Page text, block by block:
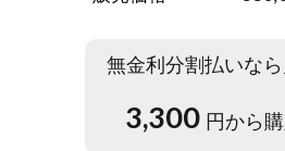
無金利分割払いな
3,300 円から